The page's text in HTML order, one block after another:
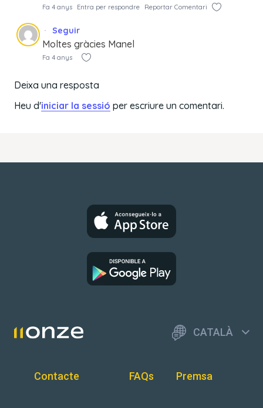
Fa 4 anys Entra per respondre Reportar Comentari
Seguir
Moltes gràcies Manel
Fa 4 anys
Deixa una resposta
Heu d'iniciar la sessió per escriure un comentari.
CATALÀ
Contacte FAQs Premsa